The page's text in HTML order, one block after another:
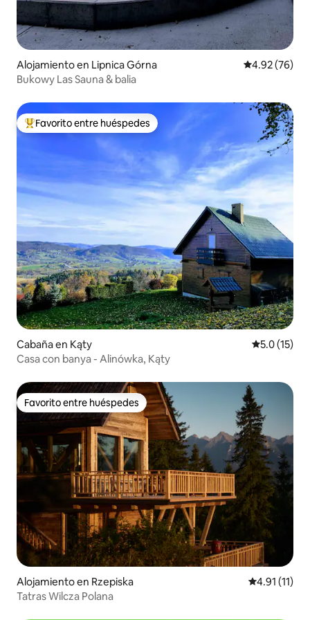
Alojamiento en Lipnica Górna Calificación
4.92 (76)
Bukowy Las Sauna & balia
Favorito entre huéspedes preferido
Favorito entre huéspedes
Cabaña en Kąty Calificación
5.0 (15)
Casa con banya - Alinówka, Kąty
Favorito entre huéspedes
Favorito entre huéspedes
Alojamiento en Rzepiska Calificación
4.91 (11)
Tatras Wilcza Polana